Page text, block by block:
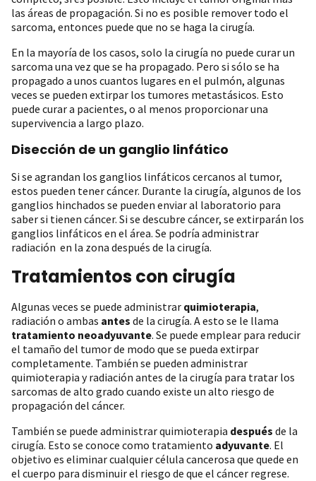
las áreas de propagación. Si no es posible remover todo el
sarcoma, entonces puede que no se haga la cirugía.
En la mayoría de los casos, solo la cirugía no puede curar un
sarcoma una vez que se ha propagado. Pero si sólo se ha
propagado a unos cuantos lugares en el pulmón, algunas
veces se pueden extirpar los tumores metastásicos. Esto
puede curar a pacientes, o al menos proporcionar una
supervivencia a largo plazo.
Disección de un ganglio linfático
Si se agrandan los ganglios linfáticos cercanos al tumor,
estos pueden tener cáncer. Durante la cirugía, algunos de los
ganglios hinchados se pueden enviar al laboratorio para
saber si tienen cáncer. Si se descubre cáncer, se extirparán los
ganglios linfáticos en el área. Se podría administrar
radiación en la zona después de la cirugía.
Tratamientos con cirugía
Algunas veces se puede administrar quimioterapia,
radiación o ambas antes de la cirugía. A esto se le llama
tratamiento neoadyuvante. Se puede emplear para reducir
el tamaño del tumor de modo que se pueda extirpar
completamente. También se pueden administrar
quimioterapia y radiación antes de la cirugía para tratar los
sarcomas de alto grado cuando existe un alto riesgo de
propagación del cáncer.
También se puede administrar quimioterapia después de la
cirugía. Esto se conoce como tratamiento adyuvante. El
objetivo es eliminar cualquier célula cancerosa que quede en
el cuerpo para disminuir el riesgo de que el cáncer regrese.